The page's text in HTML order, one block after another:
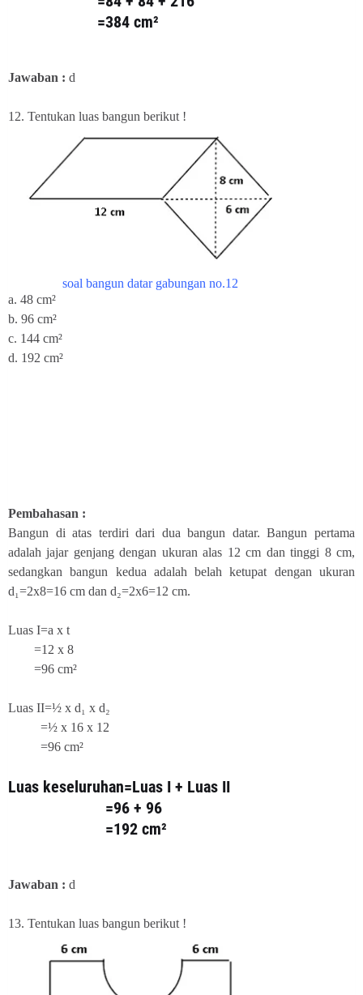
=384 cm²
Jawaban : d
12. Tentukan luas bangun berikut !
soal bangun datar gabungan no.12
a. 48 cm²
b. 96 cm²
c. 144 cm²
d. 192 cm²
Pembahasan :
Bangun di atas terdiri dari dua bangun datar. Bangun pertama
adalah jajar genjang dengan ukuran alas 12 cm dan tinggi 8 cm,
sedangkan bangun kedua adalah belah ketupat dengan ukuran
d₁=2x8=16 cm dan d₂=2x6=12 cm.
Luas I=a x t
=12 x 8
=96 cm²
Luas II=½ x d₁ x d₂
=½ x 16 x 12
=96 cm²
Luas keseluruhan=Luas I + Luas II
=96 + 96
=192 cm²
Jawaban : d
13. Tentukan luas bangun berikut !